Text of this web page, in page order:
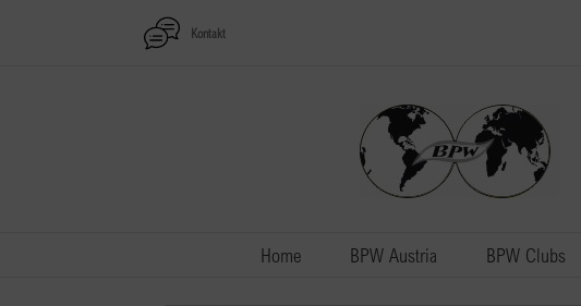
Kontakt
Home BPW Austria BPW Clubs